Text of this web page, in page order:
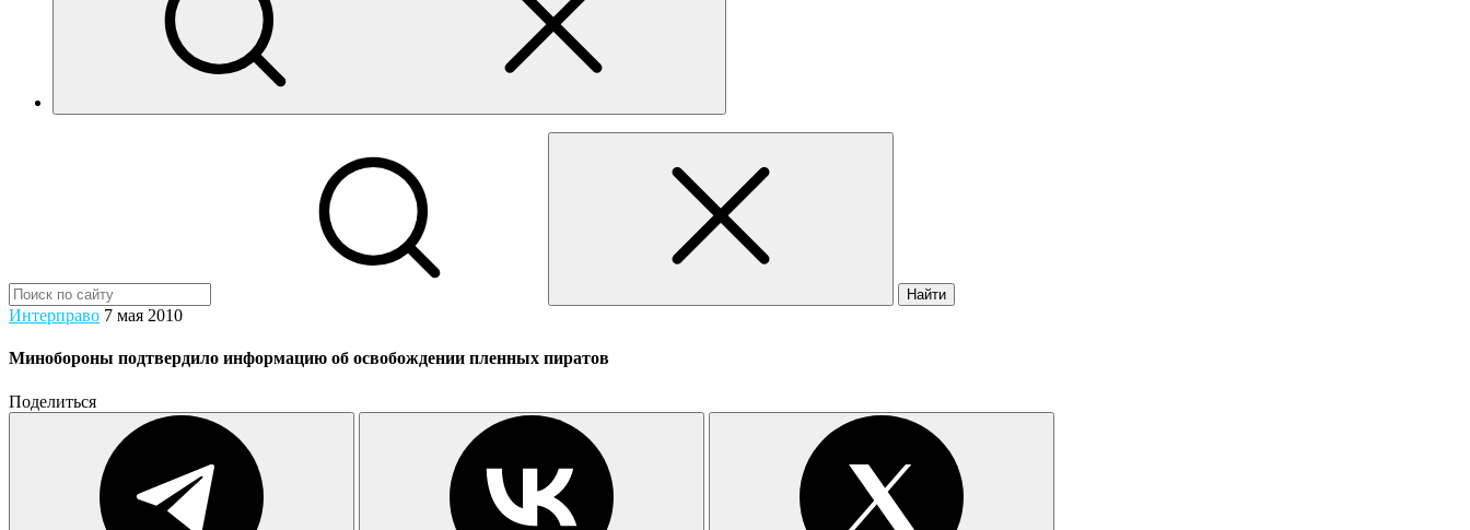
Найти
Интерправо 7 мая 2010
Минобороны подтвердило информацию об освобождении пленных пиратов
Поделиться